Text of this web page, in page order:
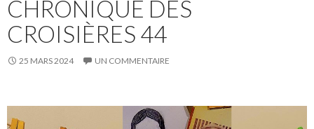
CHRONIQUE DES
CROISIÈRES 44
25 MARS 2024 UN COMMENTAIRE